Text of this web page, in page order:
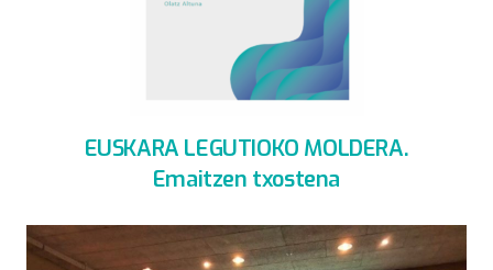
EUSKARA LEGUTIOKO MOLDERA.
Emaitzen txostena